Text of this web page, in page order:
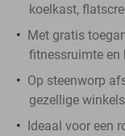
koelkast,
Met gratis
fitnessruimte en
Op steenworp
gezellige
Ideaal voor een